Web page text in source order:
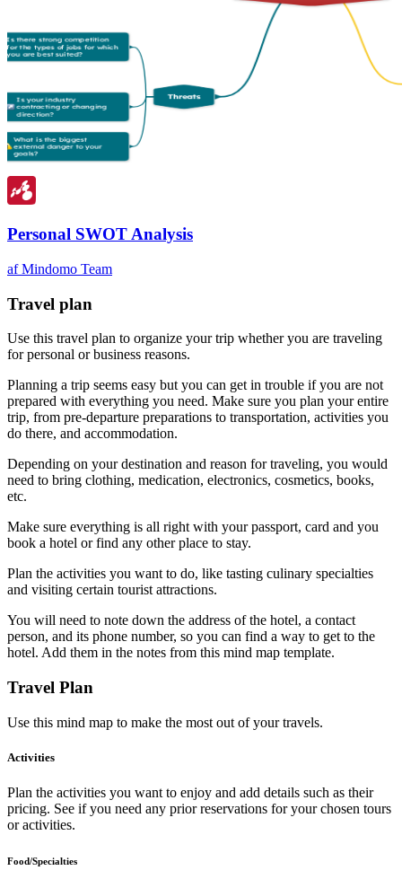
Personal SWOT Analysis
af Mindomo Team
Travel plan
Use this travel plan to organize your trip whether you are traveling
for personal or business reasons.
Planning a trip seems easy but you can get in trouble if you are not
prepared with everything you need. Make sure you plan your entire
trip, from pre-departure preparations to transportation, activities you
do there, and accommodation.
Depending on your destination and reason for traveling, you would
need to bring clothing, medication, electronics, cosmetics, books,
etc.
Make sure everything is all right with your passport, card and you
book a hotel or find any other place to stay.
Plan the activities you want to do, like tasting culinary specialties
and visiting certain tourist attractions.
You will need to note down the address of the hotel, a contact
person, and its phone number, so you can find a way to get to the
hotel. Add them in the notes from this mind map template.
Travel Plan
Use this mind map to make the most out of your travels.
Activities
Plan the activities you want to enjoy and add details such as their
pricing. See if you need any prior reservations for your chosen tours
or activities.
Food/Specialties